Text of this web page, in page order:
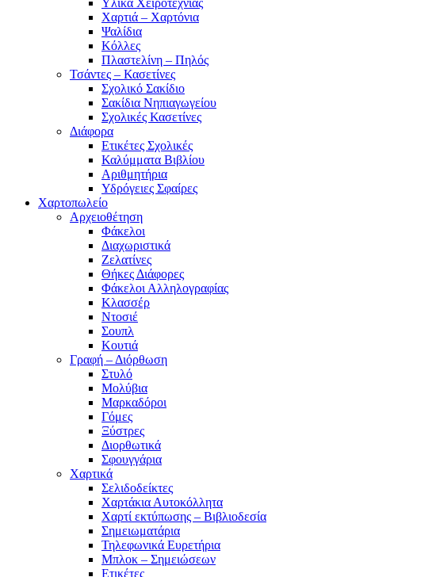
Υλικά Χειροτεχνίας
Χαρτιά – Χαρτόνια
Ψαλίδια
Κόλλες
Πλαστελίνη – Πηλός
Τσάντες – Κασετίνες
Σχολικό Σακίδιο
Σακίδια Νηπιαγωγείου
Σχολικές Κασετίνες
Διάφορα
Ετικέτες Σχολικές
Καλύμματα Βιβλίου
Αριθμητήρια
Υδρόγειες Σφαίρες
Χαρτοπωλείο
Αρχειοθέτηση
Φάκελοι
Διαχωριστικά
Ζελατίνες
Θήκες Διάφορες
Φάκελοι Αλληλογραφίας
Κλασσέρ
Ντοσιέ
Σουπλ
Κουτιά
Γραφή – Διόρθωση
Στυλό
Μολύβια
Μαρκαδόροι
Γόμες
Ξύστρες
Διορθωτικά
Σφουγγάρια
Χαρτικά
Σελιδοδείκτες
Χαρτάκια Αυτοκόλλητα
Χαρτί εκτύπωσης – Βιβλιοδεσία
Σημειωματάρια
Τηλεφωνικά Ευρετήρια
Μπλοκ – Σημειώσεων
Ετικέτες